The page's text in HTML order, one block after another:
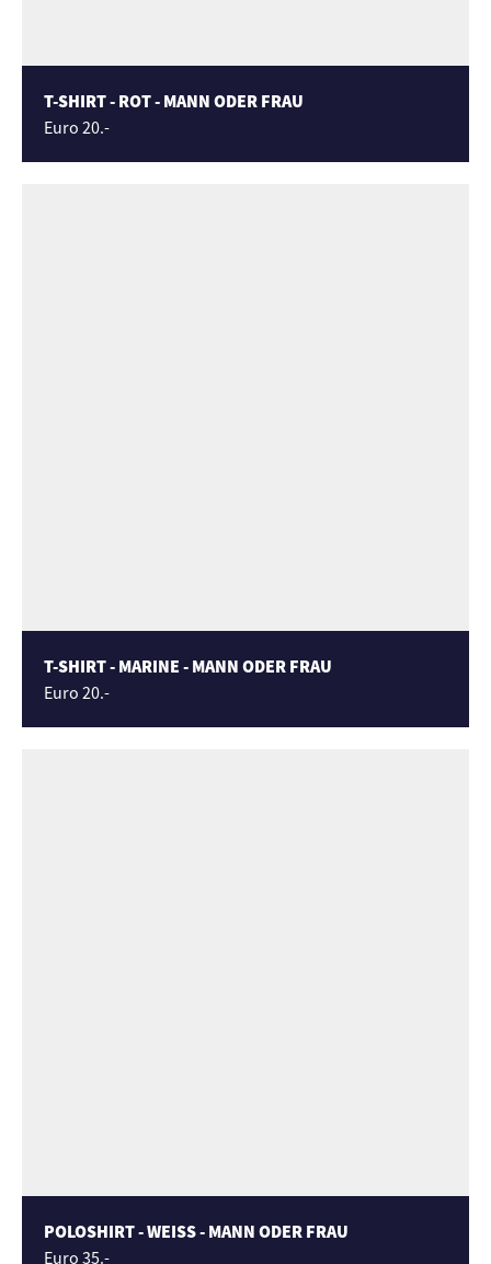
T-SHIRT - ROT - MANN ODER FRAU
Euro 20.-
T-SHIRT - MARINE - MANN ODER FRAU
Euro 20.-
POLOSHIRT - WEISS - MANN ODER FRAU
Euro 35.-